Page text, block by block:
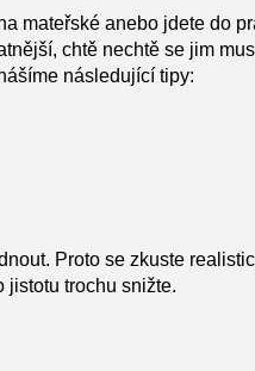
mateřské anebo jdete do
chtě nechtě se jim
následující tipy:
Proto se zkuste
jistotu trochu snižte.